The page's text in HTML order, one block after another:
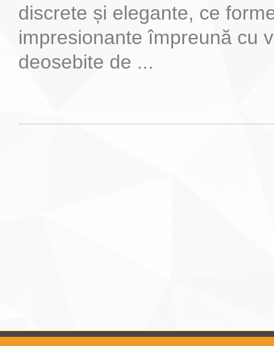
discrete și elegante, ce
impresionante împreună cu
deosebite de ...